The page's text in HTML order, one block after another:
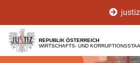
[1]
[2]
REPUBLIK ÖSTERREICH
WIRTSCHAFTS- UND